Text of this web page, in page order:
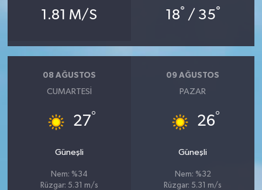
1.81 M/S 18° / 35°
08 AĞUSTOS
CUMARTESI
27°
Güneşli
Nem: %34
Rüzgar: 5.31 m/s
09 AĞUSTOS
PAZAR
26°
Güneşli
Nem: %32
Rüzgar: 5.31 m/s